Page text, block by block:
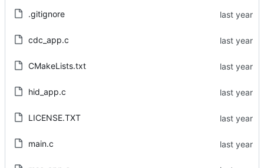
.gitignore
cdc_app.c
CMakeLists.txt
hid_app.c
LICENSE.TXT
main.c